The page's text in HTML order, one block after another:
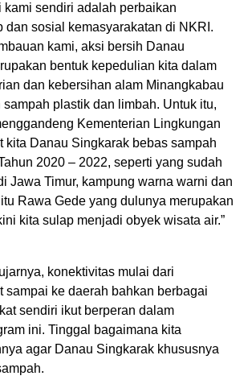
kami sendiri adalah perbaikan
dan sosial kemasyarakatan di NKRI.
kami, aksi bersih Danau
bentuk kepedulian kita dalam
dan kebersihan alam Minangkabau
plastik dan limbah. Untuk itu,
Kementerian Lingkungan
kita Danau Singkarak bebas sampah
2020 – 2022, seperti yang sudah
Jawa Timur, kampung warna warni dan
Rawa Gede yang dulunya merupakan
kita sulap menjadi obyek wisata air.”
konektivitas mulai dari
sampai ke daerah bahkan berbagai
sendiri ikut berperan dalam
ini. Tinggal bagaimana kita
agar Danau Singkarak khususnya